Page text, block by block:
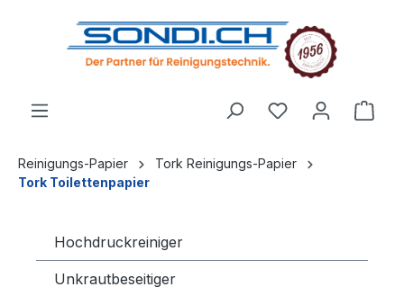
springen
Reinigungs-Papier
Tork Reinigungs-Papier
Tork Toilettenpapier
Hochdruckreiniger
Unkrautbeseitiger